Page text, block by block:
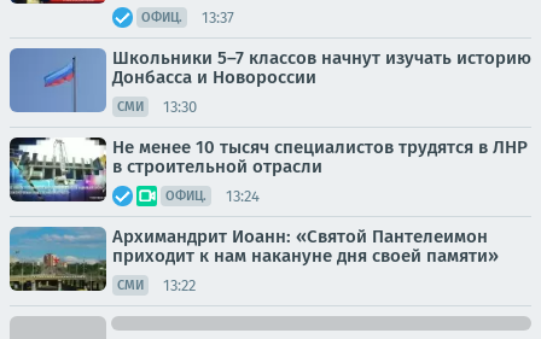
ОФИЦ. 13:37
Школьники 5–7 классов начнут изучать историю
Донбасса и Новороссии
СМИ 13:30
Не менее 10 тысяч специалистов трудятся в ЛНР
в строительной отрасли
ОФИЦ. 13:24
Архимандрит Иоанн: «Святой Пантелеимон
приходит к нам накануне дня своей памяти»
СМИ 13:22